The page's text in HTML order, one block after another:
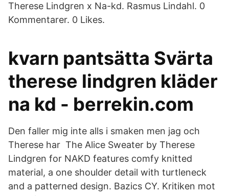
Therese Lindgren x Na-kd. Rasmus Lindahl. 0
Kommentarer. 0 Likes.
kvarn pantsätta Svärta
therese lindgren kläder
na kd - berrekin.com
Den faller mig inte alls i smaken men jag och
Therese har The Alice Sweater by Therese
Lindgren for NAKD features comfy knitted
material, a one shoulder detail with turtleneck
and a patterned design. Bazics CY. Kritiken mot